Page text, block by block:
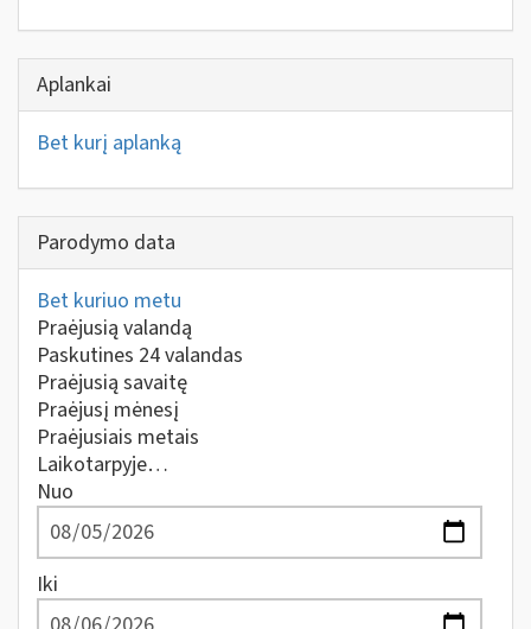
Aplankai
Bet kurį aplanką
Parodymo data
Bet kuriuo metu
Praėjusią valandą
Paskutines 24 valandas
Praėjusią savaitę
Praėjusį mėnesį
Praėjusiais metais
Laikotarpyje…
Nuo
Iki